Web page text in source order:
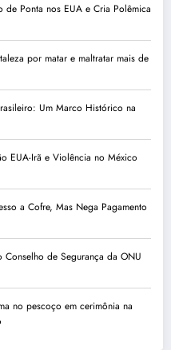
de Ponta nos EUA e Cria Polêmica
por matar e maltratar mais de
Um Marco Histórico na
EUA-Irã e Violência no México
a Cofre, Mas Nega Pagamento
de Segurança da ONU
no pescoço em cerimônia na